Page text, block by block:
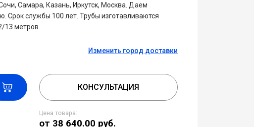
Самара, Казань, Иркутск, Москва. Даем
Срок службы 100 лет. Трубы изготавливаются
13 метров.
Изменить город доставки
КОНСУЛЬТАЦИЯ
Цена товара:
от 38 640.00 руб.